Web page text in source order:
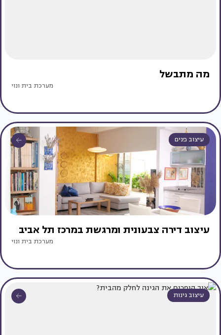
מה מתבשל
מערכת בית ונוי
עיצוב פנים
עיצוב דירה צבעונית ומרגשת במרכז תל אביב
מערכת בית ונוי
עיצוב גינות